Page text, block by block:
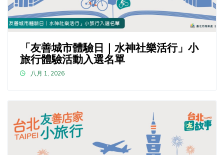
「友善城市體驗日｜水神社樂活行」小
旅行體驗活動入選名單
八月 1, 2026